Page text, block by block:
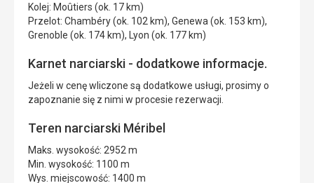
Kolej: Moûtiers (ok. 17 km)
Przelot: Chambéry (ok. 102 km), Genewa (ok. 153 km),
Grenoble (ok. 174 km), Lyon (ok. 177 km)
Karnet narciarski - dodatkowe informacje.
Jeżeli w cenę wliczone są dodatkowe usługi, prosimy o
zapoznanie się z nimi w procesie rezerwacji.
Teren narciarski Méribel
Maks. wysokość: 2952 m
Min. wysokość: 1100 m
Wys. miejscowość: 1400 m